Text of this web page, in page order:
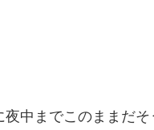
中までこのままだそ